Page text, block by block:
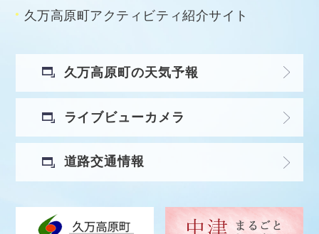
久万高原町アクティビティ紹介サイト
久万高原町の天気予報
ライブビューカメラ
道路交通情報